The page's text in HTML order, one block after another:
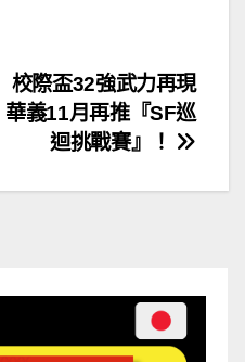
校際盃32強武力再現
華義11月再推『SF巡
迴挑戰賽』！